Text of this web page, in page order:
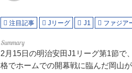
注目記事 Jリーグ J1 ファジア
2月15日の明治安田J1リーグ第1節で
格でホームでの開幕戦に臨んだ岡山